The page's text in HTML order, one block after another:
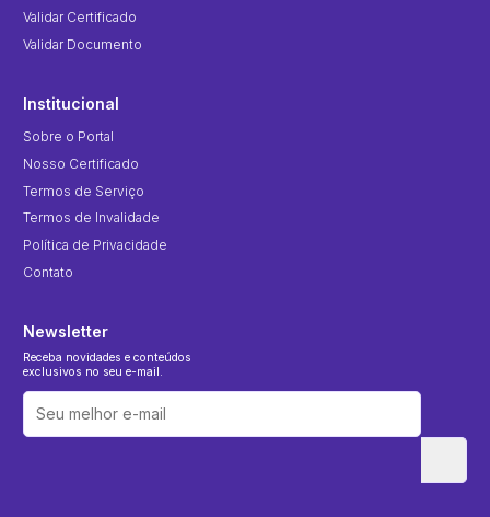
Validar Certificado
Validar Documento
Institucional
Sobre o Portal
Nosso Certificado
Termos de Serviço
Termos de Invalidade
Política de Privacidade
Contato
Newsletter
Receba novidades e conteúdos
exclusivos no seu e-mail.